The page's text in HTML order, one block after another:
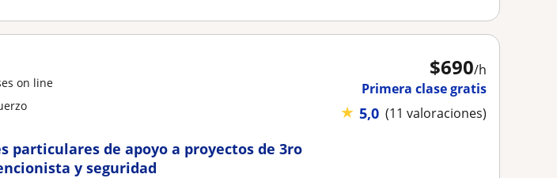
$690/h
Primera clase gratis
★ 5,0 (11 valoraciones)
on line
particulares de apoyo a proyectos de 3ro
y seguridad